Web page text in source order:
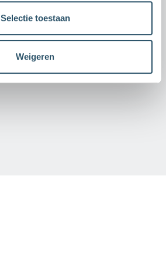
Selectie toestaan
Weigeren